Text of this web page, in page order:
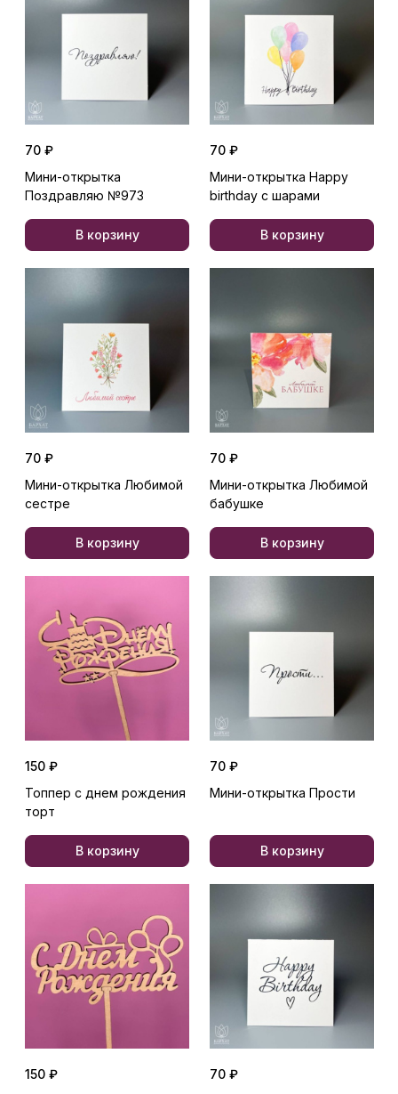
70 ₽
Мини-открытка
Поздравляю №973
В корзину
70 ₽
Мини-открытка Happy
birthday c шарами
В корзину
70 ₽
Мини-открытка Любимой
сестре
В корзину
70 ₽
Мини-открытка Любимой
бабушке
В корзину
150 ₽
Топпер с днем рождения
торт
В корзину
70 ₽
Мини-открытка Прости
В корзину
150 ₽
70 ₽